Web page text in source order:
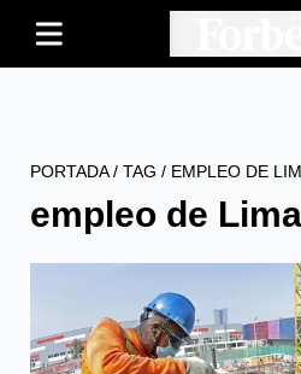
PORTADA/ TAG / EMPLEO DE
empleo de Lima